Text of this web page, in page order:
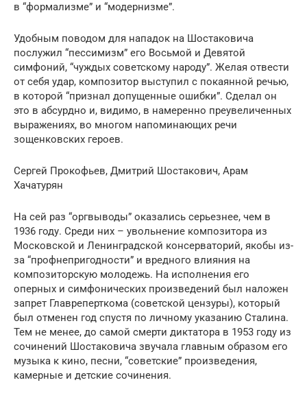
в “формализме” и “модернизме”.
Удобным поводом для нападок на Шостаковича
послужил “пессимизм” его Восьмой и Девятой
симфоний, “чуждых советскому народу”. Желая отвести
от себя удар, композитор выступил с покаянной речью,
в которой “признал допущенные ошибки”. Сделал он
это в абсурдно и, видимо, в намеренно преувеличенных
выражениях, во многом напоминающих речи
зощенковских героев.
Сергей Прокофьев, Дмитрий Шостакович, Арам
Хачатурян
На сей раз “оргвыводы” оказались серьезнее, чем в
1936 году. Среди них – увольнение композитора из
Московской и Ленинградской консерваторий, якобы из-
за “профнепригодности” и вредного влияния на
композиторскую молодежь. На исполнения его
оперных и симфонических произведений был наложен
запрет Главреперткома (советской цензуры), который
был отменен год спустя по личному указанию Сталина.
Тем не менее, до самой смерти диктатора в 1953 году из
сочинений Шостаковича звучала главным образом его
музыка к кино, песни, “советские” произведения,
камерные и детские сочинения.